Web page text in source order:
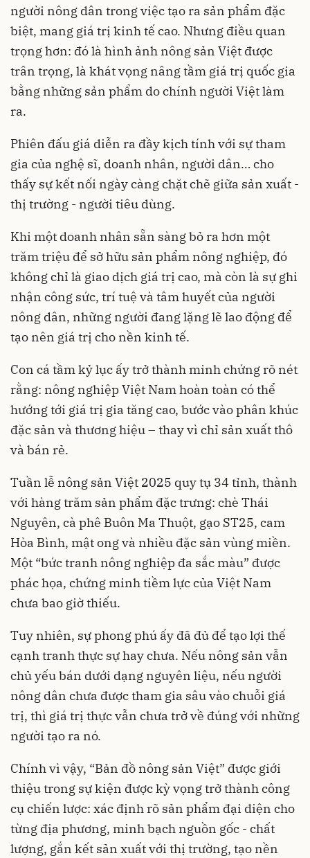
người nông dân trong việc tạo ra sản phẩm đặc
biệt, mang giá trị kinh tế cao. Nhưng điều quan
trọng hơn: đó là hình ảnh nông sản Việt được
trân trọng, là khát vọng nâng tầm giá trị quốc gia
bằng những sản phẩm do chính người Việt làm
ra.
Phiên đấu giá diễn ra đầy kịch tính với sự tham
gia của nghệ sĩ, doanh nhân, người dân… cho
thấy sự kết nối ngày càng chặt chẽ giữa sản xuất -
thị trường - người tiêu dùng.
Khi một doanh nhân sẵn sàng bỏ ra hơn một
trăm triệu để sở hữu sản phẩm nông nghiệp, đó
không chỉ là giao dịch giá trị cao, mà còn là sự ghi
nhận công sức, trí tuệ và tâm huyết của người
nông dân, những người đang lặng lẽ lao động để
tạo nên giá trị cho nền kinh tế.
Con cá tầm kỷ lục ấy trở thành minh chứng rõ nét
rằng: nông nghiệp Việt Nam hoàn toàn có thể
hướng tới giá trị gia tăng cao, bước vào phân khúc
đặc sản và thương hiệu – thay vì chỉ sản xuất thô
và bán rẻ.
Tuần lễ nông sản Việt 2025 quy tụ 34 tỉnh, thành
với hàng trăm sản phẩm đặc trưng: chè Thái
Nguyên, cà phê Buôn Ma Thuột, gạo ST25, cam
Hòa Bình, mật ong và nhiều đặc sản vùng miền.
Một “bức tranh nông nghiệp đa sắc màu” được
phác họa, chứng minh tiềm lực của Việt Nam
chưa bao giờ thiếu.
Tuy nhiên, sự phong phú ấy đã đủ để tạo lợi thế
cạnh tranh thực sự hay chưa. Nếu nông sản vẫn
chủ yếu bán dưới dạng nguyên liệu, nếu người
nông dân chưa được tham gia sâu vào chuỗi giá
trị, thì giá trị thực vẫn chưa trở về đúng với những
người tạo ra nó.
Chính vì vậy, “Bản đồ nông sản Việt” được giới
thiệu trong sự kiện được kỳ vọng trở thành công
cụ chiến lược: xác định rõ sản phẩm đại diện cho
từng địa phương, minh bạch nguồn gốc - chất
lượng, gắn kết sản xuất với thị trường, tạo nền